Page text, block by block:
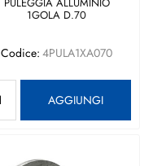
1GOLA D.70
Codice: 4PULA1XA070
AGGIUNGI